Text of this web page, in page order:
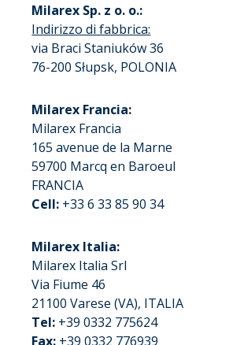
Milarex Sp. z o. o.:
Indirizzo di fabbrica:
via Braci Staniuków 36
76-200 Słupsk, POLONIA
Milarex Francia:
Milarex Francia
165 avenue de la Marne
59700 Marcq en Baroeul
FRANCIA
Cell: +33 6 33 85 90 34
Milarex Italia:
Milarex Italia Srl
Via Fiume 46
21100 Varese (VA), ITALIA
Tel: +39 0332 775624
Fax: +39 0332 776939